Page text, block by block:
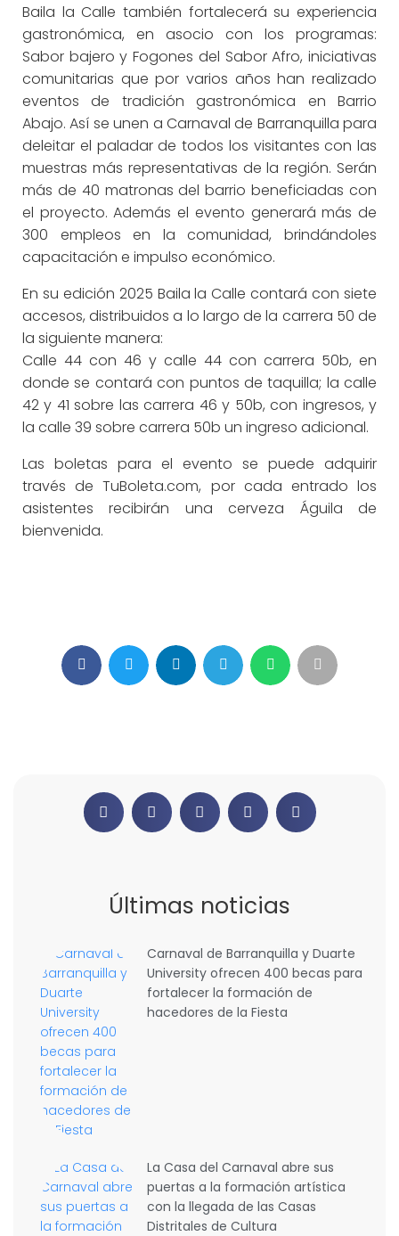
Baila la Calle también fortalecerá su experiencia
gastronómica, en asocio con los programas:
Sabor bajero y Fogones del Sabor Afro, iniciativas
comunitarias que por varios años han realizado
eventos de tradición gastronómica en Barrio
Abajo. Así se unen a Carnaval de Barranquilla para
deleitar el paladar de todos los visitantes con las
muestras más representativas de la región. Serán
más de 40 matronas del barrio beneficiadas con
el proyecto. Además el evento generará más de
300 empleos en la comunidad, brindándoles
capacitación e impulso económico.
En su edición 2025 Baila la Calle contará con siete
accesos, distribuidos a lo largo de la carrera 50 de
la siguiente manera:
Calle 44 con 46 y calle 44 con carrera 50b, en
donde se contará con puntos de taquilla; la calle
42 y 41 sobre las carrera 46 y 50b, con ingresos, y
la calle 39 sobre carrera 50b un ingreso adicional.
Las boletas para el evento se puede adquirir
través de TuBoleta.com, por cada entrado los
asistentes recibirán una cerveza Águila de
bienvenida.
Últimas noticias
Carnaval de Barranquilla y Duarte
University ofrecen 400 becas para
fortalecer la formación de
hacedores de la Fiesta
La Casa del Carnaval abre sus
puertas a la formación artística
con la llegada de las Casas
Distritales de Cultura